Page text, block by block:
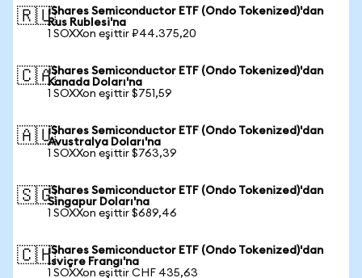
🇷🇺iShares Semiconductor ETF (Ondo Tokenized)'dan
Rus Rublesi'na
1 SOXXon eşittir ₽44.375,20
🇨🇦iShares Semiconductor ETF (Ondo Tokenized)'dan
Kanada Doları'na
1 SOXXon eşittir $751,59
🇦🇺iShares Semiconductor ETF (Ondo Tokenized)'dan
Avustralya Doları'na
1 SOXXon eşittir $763,39
🇸🇬iShares Semiconductor ETF (Ondo Tokenized)'dan
Singapur Doları'na
1 SOXXon eşittir $689,46
🇨🇭iShares Semiconductor ETF (Ondo Tokenized)'dan
İsviçre Frangı'na
1 SOXXon eşittir CHF 435,63